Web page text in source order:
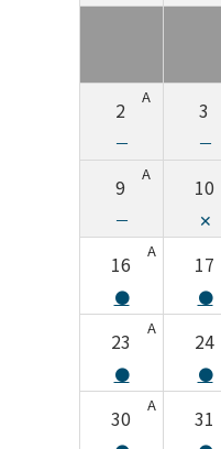
2
A
－
3
－
9
A
－
10
✕
16
A
●
17
●
23
A
●
24
●
30
A
31